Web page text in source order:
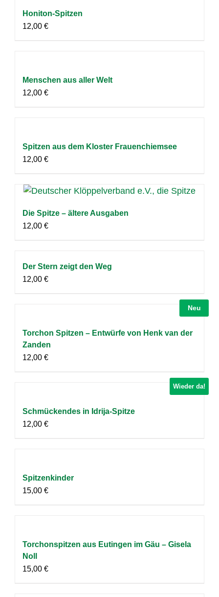
Honiton-Spitzen
12,00 €
Menschen aus aller Welt
12,00 €
Spitzen aus dem Kloster Frauenchiemsee
12,00 €
Die Spitze – ältere Ausgaben
12,00 €
Der Stern zeigt den Weg
12,00 €
Neu
Torchon Spitzen – Entwürfe von Henk van der
Zanden
12,00 €
Wieder da!
Schmückendes in Idrija-Spitze
12,00 €
Spitzenkinder
15,00 €
Torchonspitzen aus Eutingen im Gäu – Gisela
Noll
15,00 €